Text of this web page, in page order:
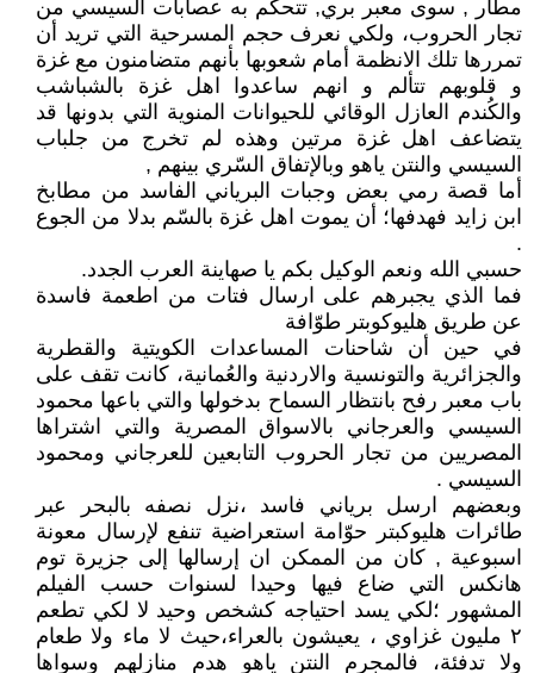
مطار , سوى معبر بري, تتحكم به عصابات السيسي من
تجار الحروب، ولكي نعرف حجم المسرحية التي تريد أن
تمررها تلك الانظمة أمام شعوبها بأنهم متضامنون مع غزة
و قلوبهم تتألم و انهم ساعدوا اهل غزة بالشباشب
والكُندم العازل الوقائي للحيوانات المنوية التي بدونها قد
يتضاعف اهل غزة مرتين وهذه لم تخرج من جلباب
السيسي والنتن ياهو وبالإتفاق السّري بينهم ,
أما قصة رمي بعض وجبات البرياني الفاسد من مطابخ
ابن زايد فهدفها؛ أن يموت اهل غزة بالسّم بدلا من الجوع
.
حسبي الله ونعم الوكيل بكم يا صهاينة العرب الجدد.
فما الذي يجبرهم على ارسال فتات من اطعمة فاسدة
عن طريق هليوكوبتر طوّافة
في حين أن شاحنات المساعدات الكويتية والقطرية
والجزائرية والتونسية والاردنية والعُمانية، كانت تقف على
باب معبر رفح بانتظار السماح بدخولها والتي باعها محمود
السيسي والعرجاني بالاسواق المصرية والتي اشتراها
المصريين من تجار الحروب التابعين للعرجاني ومحمود
السيسي .
وبعضهم ارسل برياني فاسد ،نزل نصفه بالبحر عبر
طائرات هليوكبتر حوّامة استعراضية تنفع لإرسال معونة
اسبوعية , كان من الممكن ان إرسالها إلى جزيرة توم
هانكس التي ضاع فيها وحيدا لسنوات حسب الفيلم
المشهور ؛لكي يسد احتياجه كشخص وحيد لا لكي تطعم
٢ مليون غزاوي ، يعيشون بالعراء،حيث لا ماء ولا طعام
ولا تدفئة، فالمجرم النتن ياهو هدم منازلهم وسواها